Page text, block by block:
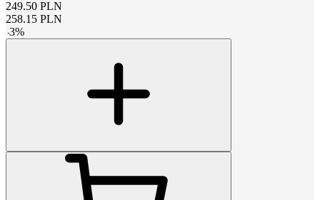
249.50 PLN
258.15 PLN
-3%